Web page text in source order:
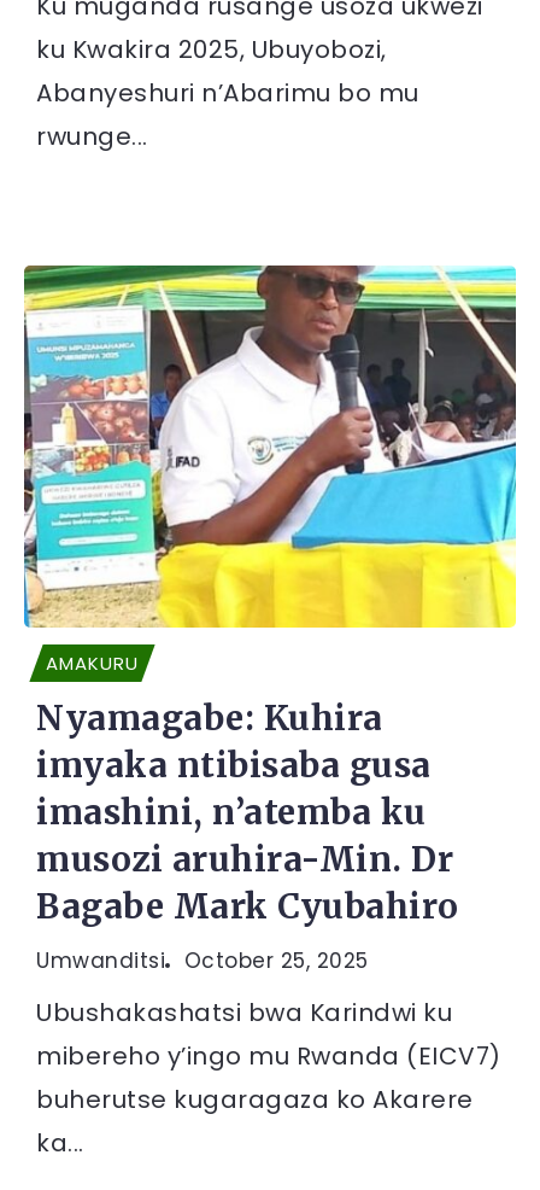
ku Kwakira 2025, Ubuyobozi,
Abanyeshuri n’Abarimu bo mu
rwunge...
AMAKURU
Nyamagabe: Kuhira
imyaka ntibisaba gusa
imashini, n’atemba ku
musozi aruhira-Min. Dr
Bagabe Mark Cyubahiro
Umwanditsi October 25, 2025
Ubushakashatsi bwa Karindwi ku
mibereho y’ingo mu Rwanda (EICV7)
buherutse kugaragaza ko Akarere
ka...